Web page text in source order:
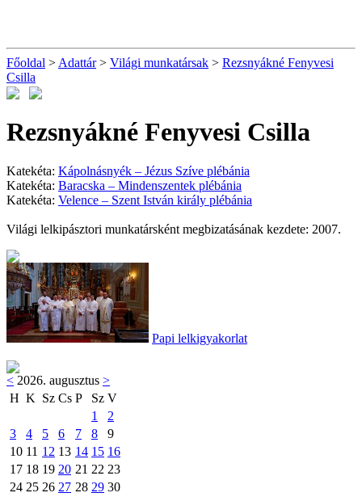
Főoldal > Adattár> Világi munkatársak > Rezsnyákné Fenyvesi
Csilla
Rezsnyákné Fenyvesi Csilla
Katekéta: Kápolnásnyék – Jézus Szíve plébánia
Katekéta: Baracska – Mindenszentek plébánia
Katekéta: Velence – Szent István király plébánia
Világi lelkipásztori munkatársként megbizatásának kezdete: 2007.
Papi lelkigyakorlat
< 2026. augusztus >
H K Sz Cs P Sz V
1
2
3
4 5 6 7 8
9
10 11 12 13 14 15 16
17 18 19 20 21 22 23
24 25 26 27 28 29 30